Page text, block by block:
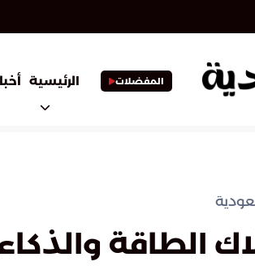
المفضلات الرئيسية
الطاقة